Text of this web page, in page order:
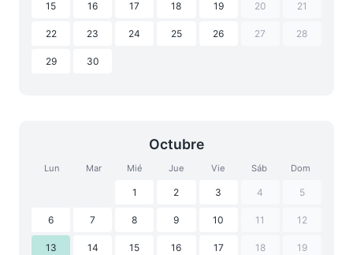
15 16 17 18 19 20 21
22 23 24 25 26 27 28
29 30
Octubre
Lun Mar Mié Jue Vie Sáb Dom
1 2 3 4 5
6 7 8 9 10 11 12
13 14 15 16 17 18 19